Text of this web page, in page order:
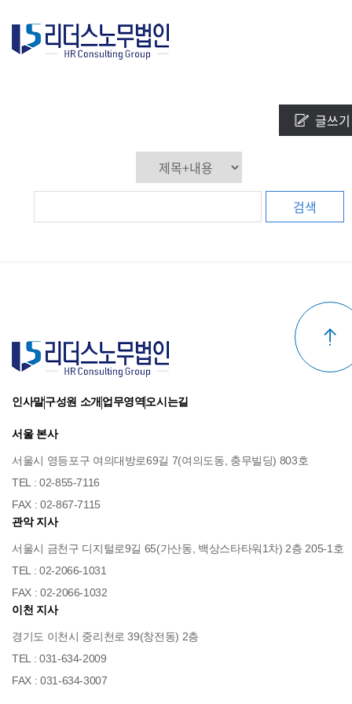
글쓰기
검색
인사말구성원 소개 업무영역오시는길
서울 본사
서울시 영등포구 여의대방로69길 7(여의도동, 충무빌딩) 803호
TEL : 02-855-7116
FAX : 02-867-7115
관악 지사
서울시 금천구 디지털로9길 65(가산동, 백상스타타워1차) 2층 205-1호
TEL : 02-2066-1031
FAX : 02-2066-1032
이천 지사
경기도 이천시 중리천로 39(창전동) 2층
TEL : 031-634-2009
FAX : 031-634-3007